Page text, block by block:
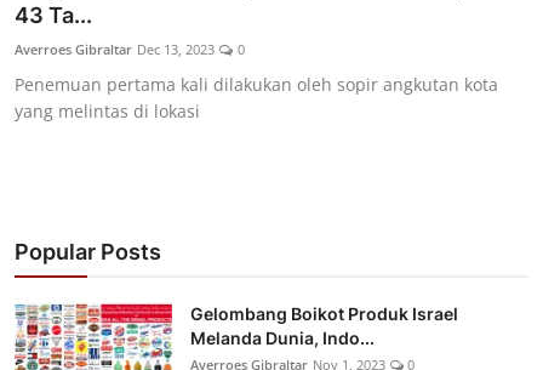
43 Ta...
Averroes Gibraltar Dec 13, 2023 0
Penemuan pertama kali dilakukan oleh sopir angkutan kota
yang melintas di lokasi
Popular Posts
Gelombang Boikot Produk Israel
Melanda Dunia, Indo...
Averroes Gibraltar Nov 1, 2023 0